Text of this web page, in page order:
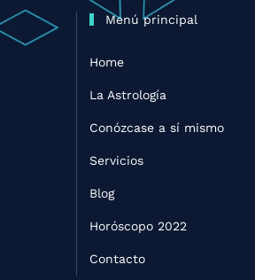
Menú principal
Home
La Astrología
Conózcase a sí mismo
Servicios
Blog
Horóscopo 2022
Contacto